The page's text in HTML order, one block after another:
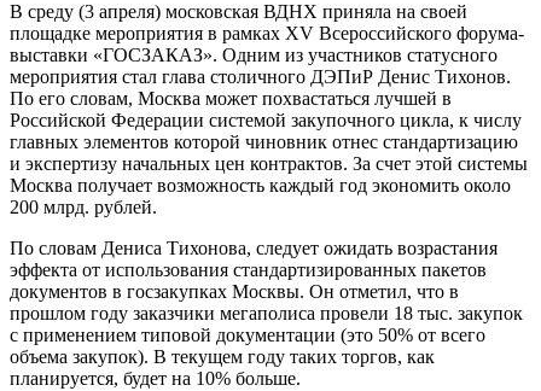
В среду (3 апреля) московская ВДНХ приняла на своей
площадке мероприятия в рамках XV Всероссийского форума-
выставки «ГОСЗАКАЗ». Одним из участников статусного
мероприятия стал глава столичного ДЭПиР Денис Тихонов.
По его словам, Москва может похвастаться лучшей в
Российской Федерации системой закупочного цикла, к числу
главных элементов которой чиновник отнес стандартизацию
и экспертизу начальных цен контрактов. За счет этой системы
Москва получает возможность каждый год экономить около
200 млрд. рублей.
По словам Дениса Тихонова, следует ожидать возрастания
эффекта от использования стандартизированных пакетов
документов в госзакупках Москвы. Он отметил, что в
прошлом году заказчики мегаполиса провели 18 тыс. закупок
с применением типовой документации (это 50% от всего
объема закупок). В текущем году таких торгов, как
планируется, будет на 10% больше.